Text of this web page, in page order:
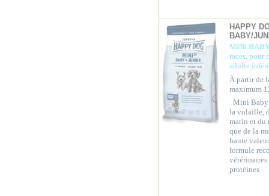
HAPPY
BABY/
MINI
races, pour
adulte
À partir de
maximum
Mini Baby
la volaille,
marin et du
que de la
haute
formule
vétérinaires
protéines .